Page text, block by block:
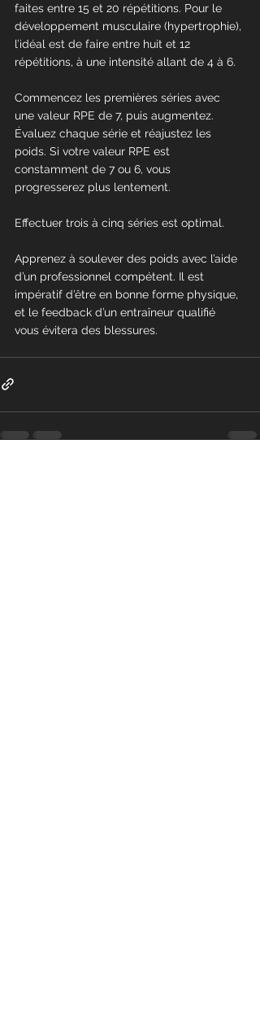
faites entre 15 et 20 répétitions. Pour le
développement musculaire (hypertrophie),
l’idéal est de faire entre huit et 12
répétitions, à une intensité allant de 4 à 6.
Commencez les premières séries avec
une valeur RPE de 7, puis augmentez.
Évaluez chaque série et réajustez les
poids. Si votre valeur RPE est
constamment de 7 ou 6, vous
progresserez plus lentement.
Effectuer trois à cinq séries est optimal.
Apprenez à soulever des poids avec l’aide
d’un professionnel compétent. Il est
impératif d’être en bonne forme physique,
et le feedback d’un entraîneur qualifié
vous évitera des blessures.